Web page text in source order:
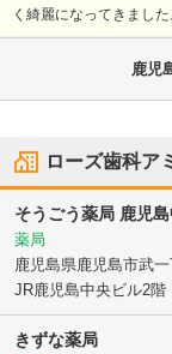
く綺麗になってきまし
鹿児
ローズ歯科ア
そうごう薬局 鹿児
薬局
鹿児島県鹿児島市武
JR鹿児島中央ビル2階
きずな薬局